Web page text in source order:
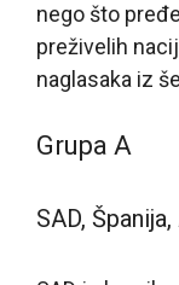
nego što
preživelih
naglasaka iz
Grupa A
SAD,